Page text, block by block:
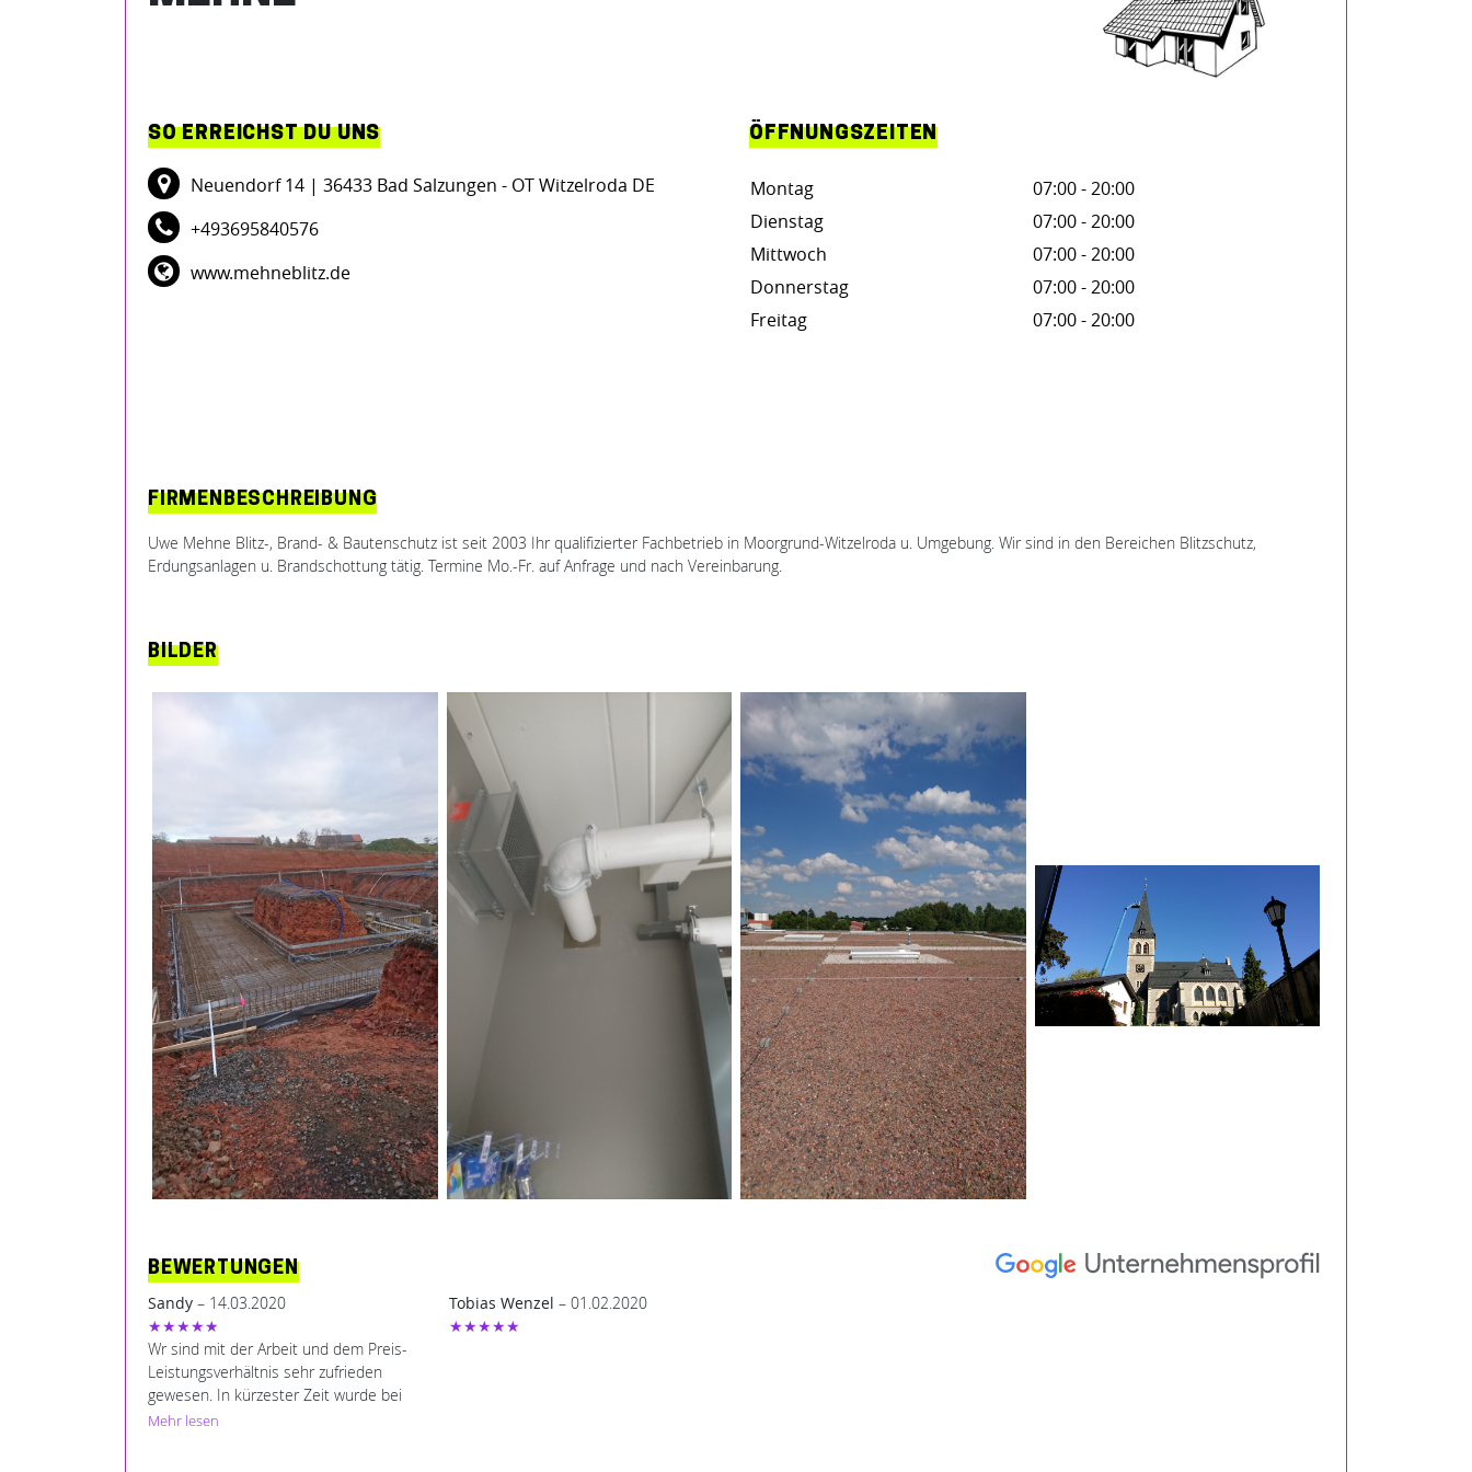
SO ERREICHST DU UNS
Neuendorf 14 | 36433 Bad Salzungen - OT Witzelroda DE
+493695840576
www.mehneblitz.de
ÖFFNUNGSZEITEN
Montag
07:00 - 20:00
Dienstag
07:00 - 20:00
Mittwoch
07:00 - 20:00
Donnerstag
07:00 - 20:00
Freitag
07:00 - 20:00
FIRMENBESCHREIBUNG
Uwe Mehne Blitz-, Brand- & Bautenschutz ist seit 2003 Ihr qualifizierter Fachbetrieb in Moorgrund-Witzelroda u. Umgebung. Wir sind in den Bereichen Blitzschutz,
Erdungsanlagen u. Brandschottung tätig. Termine Mo.-Fr. auf Anfrage und nach Vereinbarung.
BILDER
BEWERTUNGEN
Sandy – 14.03.2020
★★★★★
Wr sind mit der Arbeit und dem Preis-
Leistungsverhältnis sehr zufrieden
gewesen. In kürzester Zeit wurde bei
mir der Balkon abgedichtet und ein
Mehr lesen
Tobias Wenzel – 01.02.2020
★★★★★